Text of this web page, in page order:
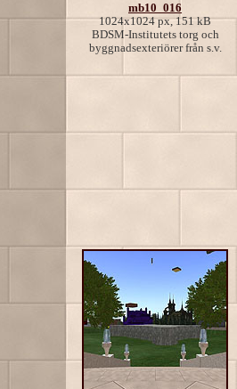
mb10_016
1024x1024 px, 151 kB
BDSM-Institutets torg och
byggnadsexteriörer från s.v.